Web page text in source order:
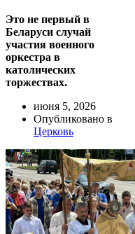
Это не первый в
Беларуси случай
участия военного
оркестра в
католических
торжествах.
июня 5, 2026
Опубликовано в
Церковь